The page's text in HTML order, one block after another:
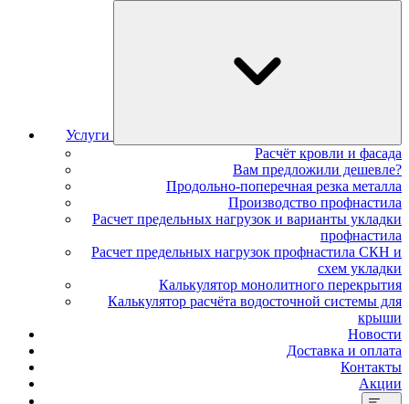
Услуги
Расчёт кровли и фасада
Вам предложили дешевле?
Продольно-поперечная резка металла
Производство профнастила
Расчет предельных нагрузок и варианты укладки
профнастила
Расчет предельных нагрузок профнастила СКН и
схем укладки
Калькулятор монолитного перекрытия
Калькулятор расчёта водосточной системы для
крыши
Новости
Доставка и оплата
Контакты
Акции